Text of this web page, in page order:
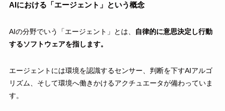
AIにおける「エージェント」という概念
AIの分野でいう「エージェント」とは、
自律的に意思決定し行動
するソフトウェアを指します。
エージェントには環境を認識するセンサー、判断を下すAIアルゴ
リズム、そして環境へ働きかけるアクチュエータが備わっていま
す。